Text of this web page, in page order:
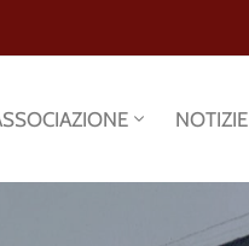
NOTIZIE